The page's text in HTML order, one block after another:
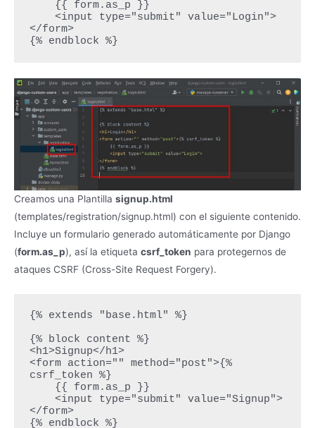
</form>
{% endblock %}
Creamos una Plantilla signup.html
(templates/registration/signup.html) con el siguiente contenido.
Incluye un formulario generado automáticamente por Django
(form.as_p), así la etiqueta csrf_token para protegernos de
ataques CSRF (Cross-Site Request Forgery).
{% extends "base.html" %}
{% block content %}
<h1>Signup</h1>
<form action="" method="post">{%
csrf_token %}
</form>
{% endblock %}